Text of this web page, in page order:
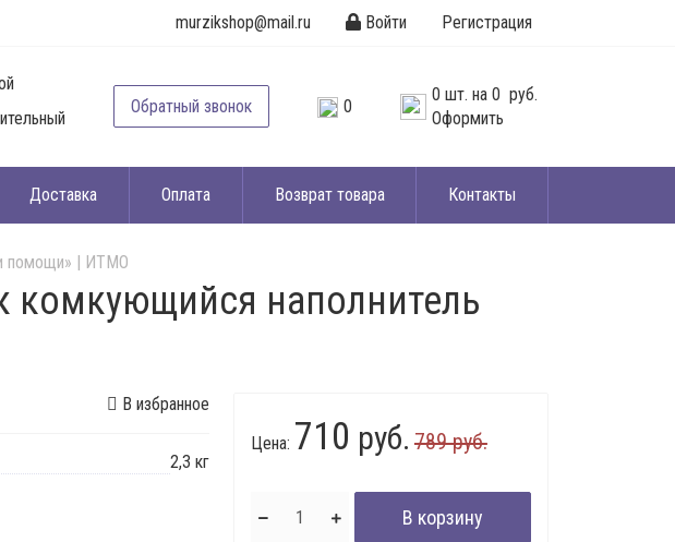
murzikshop@mail.ru Войти Регистрация
Обратный звонок 0
0 шт. на 0 руб.
Оформить
Доставка Оплата Возврат товара Контакты
помощи» | ИТМО
комкующийся наполнитель
В избранное
2,3 кг
Цена: 710 руб. 789 руб.